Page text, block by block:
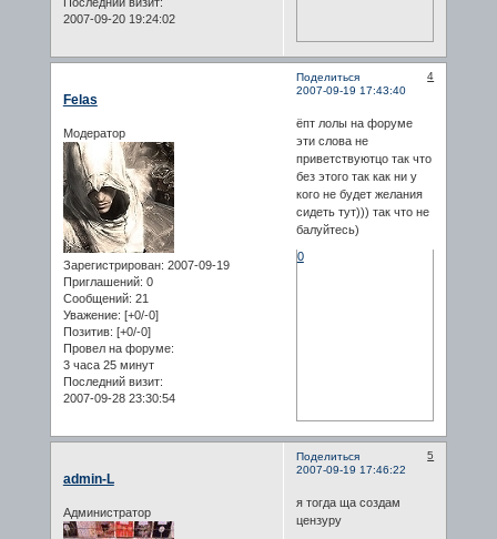
2007-09-20 19:24:02
Поделиться
4
2007-09-19 17:43:40
Felas
Модератор
Зарегистрирован: 2007-09-19
Приглашений: 0
Сообщений: 21
Уважение: [+0/-0]
Позитив: [+0/-0]
Провел на форуме:
3 часа 25 минут
Последний визит:
2007-09-28 23:30:54
ёпт лолы на форуме
эти слова не
приветствуютцо так что
без этого так как ни у
кого не будет желания
сидеть тут))) так что не
балуйтесь)
0
Поделиться
5
2007-09-19 17:46:22
admin-L
Администратор
я тогда ща создам
цензуру